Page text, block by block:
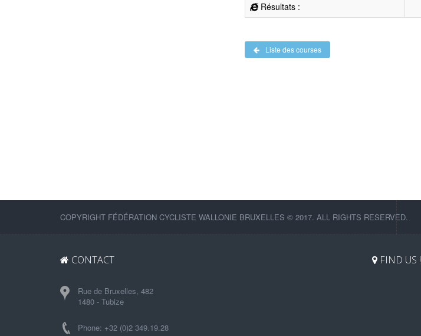
Résultats :
Liste des courses
COPYRIGHT FÉDÉRATION CYCLISTE WALLONIE BRUXELLES © 2017. ALL RIGHTS RESERVED.
CONTACT
Rue de Bruxelles, 482
1480 - Tubize
Phone: +32 (0)2 349.19.28
FIND US !